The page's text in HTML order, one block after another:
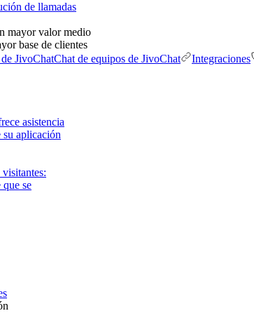
de llamadas
mayor valor medio
base de clientes
JivoChatChat de equipos de JivoChat Integraciones
asistencia
su aplicación
que se